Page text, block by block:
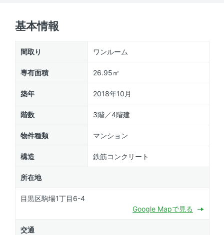
基本情報
間取り ワンルーム
専有面積 26.95㎡
築年 2018年10月
階数 3階／4階建
物件種類 マンション
構造 鉄筋コンクリート
所在地
目黒区駒場1丁目6-4
Google Mapで見る
交通